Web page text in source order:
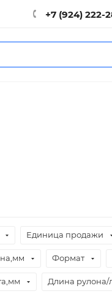
+7 (924) 222-
Единица продажи
Формат
Длина рулона/